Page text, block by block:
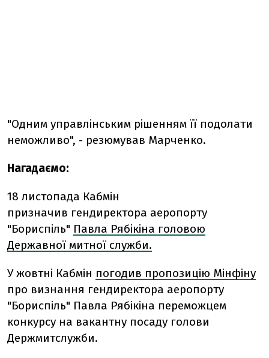
"Одним управлінським рішенням її подолати
неможливо", - резюмував Марченко.
Нагадаємо:
18 листопада Кабмін
призначив гендиректора аеропорту
"Бориспіль" Павла Рябікіна головою
Державної митної служби.
У жовтні Кабмін погодив пропозицію Мінфіну
про визнання гендиректора аеропорту
"Бориспіль" Павла Рябікіна переможцем
конкурсу на вакантну посаду голови
Держмитслужби.